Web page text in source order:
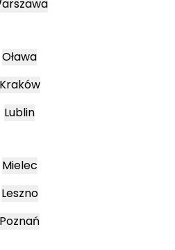
Oława
Kraków
Lublin
Mielec
Leszno
Poznań